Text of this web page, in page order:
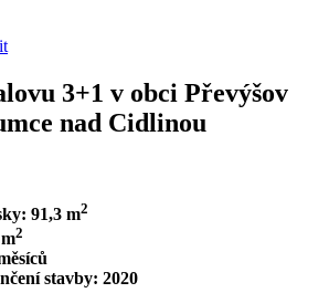
3+1 v obci Převýšov
nad Cidlinou
91,3 m2
2
stavby: 2020